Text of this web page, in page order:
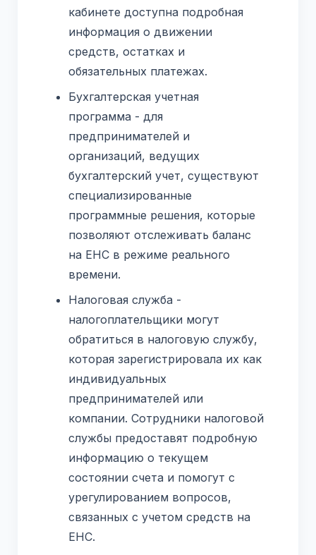
кабинете доступна подробная
информация о движении
средств, остатках и
обязательных платежах.
Бухгалтерская учетная
программа - для
предпринимателей и
организаций, ведущих
бухгалтерский учет, существуют
специализированные
программные решения, которые
позволяют отслеживать баланс
на ЕНС в режиме реального
времени.
Налоговая служба -
налогоплательщики могут
обратиться в налоговую службу,
которая зарегистрировала их как
индивидуальных
предпринимателей или
компании. Сотрудники налоговой
службы предоставят подробную
информацию о текущем
состоянии счета и помогут с
урегулированием вопросов,
связанных с учетом средств на
ЕНС.